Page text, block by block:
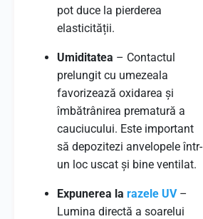
pot duce la pierderea
elasticității.
Umiditatea – Contactul
prelungit cu umezeala
favorizează oxidarea și
îmbătrânirea prematură a
cauciucului. Este important
să depozitezi anvelopele într-
un loc uscat și bine ventilat.
Expunerea la razele UV–
Lumina directă a soarelui